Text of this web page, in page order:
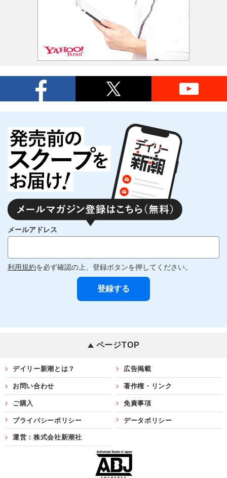
メールアドレス
利用規約を必ず確認の上、登録ボタンを押してください。
ページTOP
デイリー新潮とは？ 広告掲載
お問い合わせ 著作権・リンク
ご購入 免責事項
プライバシーポリシー データポリシー
運営：株式会社新潮社